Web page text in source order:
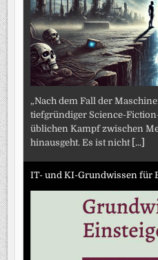
„Nach dem Fall der
tiefgründiger Science-
üblichen Kampf zwischen
hinausgeht. Es ist nicht [...]
IT- und KI-Grundwissen für